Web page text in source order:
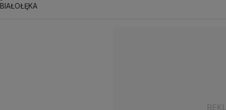
BIAŁOŁĘKA